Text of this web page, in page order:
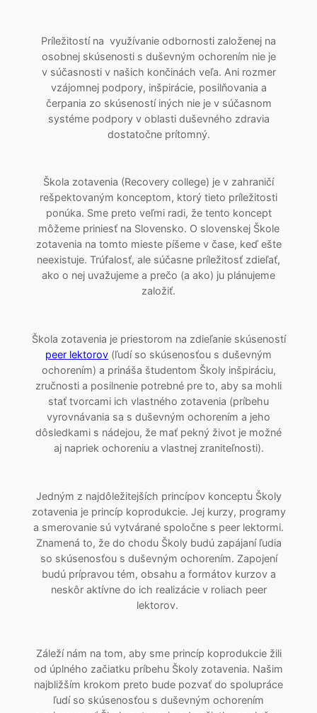
Príležitostí na využívanie odbornosti založenej na
osobnej skúsenosti s duševným ochorením nie je
v súčasnosti v našich končinách veľa. Ani rozmer
vzájomnej podpory, inšpirácie, posilňovania a
čerpania zo skúseností iných nie je v súčasnom
systéme podpory v oblasti duševného zdravia
dostatočne prítomný.
Škola zotavenia (Recovery college) je v zahraničí
rešpektovaným konceptom, ktorý tieto príležitosti
ponúka. Sme preto veľmi radi, že tento koncept
môžeme priniesť na Slovensko. O slovenskej Škole
zotavenia na tomto mieste píšeme v čase, keď ešte
neexistuje. Trúfalosť, ale súčasne príležitosť zdieľať,
ako o nej uvažujeme a prečo (a ako) ju plánujeme
založiť.
Škola zotavenia je priestorom na zdieľanie skúseností
peer lektorov (ľudí so skúsenosťou s duševným
ochorením) a prináša študentom Školy inšpiráciu,
zručnosti a posilnenie potrebné pre to, aby sa mohli
stať tvorcami ich vlastného zotavenia (príbehu
vyrovnávania sa s duševným ochorením a jeho
dôsledkami s nádejou, že mať pekný život je možné
aj napriek ochoreniu a vlastnej zraniteľnosti).
Jedným z najdôležitejších princípov konceptu Školy
zotavenia je princíp koprodukcie. Jej kurzy, programy
a smerovanie sú vytvárané spoločne s peer lektormi.
Znamená to, že do chodu Školy budú zapájaní ľudia
so skúsenosťou s duševným ochorením. Zapojení
budú prípravou tém, obsahu a formátov kurzov a
neskôr aktívne do ich realizácie v roliach peer
lektorov.
Záleží nám na tom, aby sme princíp koprodukcie žili
od úplného začiatku príbehu Školy zotavenia. Našim
najbližším krokom preto bude pozvať do spolupráce
ľudí so skúsenosťou s duševným ochorením